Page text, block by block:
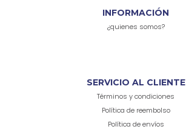
INFORMACIÓN
¿quienes somos?
SERVICIO AL CLIENTE
Términos y condiciones
Política de reembolso
Política de envíos